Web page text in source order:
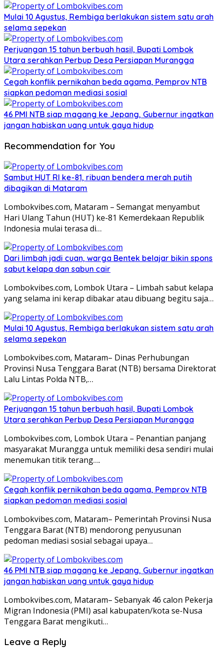
Mulai 10 Agustus, Rembiga berlakukan sistem satu arah
selama sepekan
Perjuangan 15 tahun berbuah hasil, Bupati Lombok
Utara serahkan Perbup Desa Persiapan Murangga
Cegah konflik pernikahan beda agama, Pemprov NTB
siapkan pedoman mediasi sosial
46 PMI NTB siap magang ke Jepang, Gubernur ingatkan
jangan habiskan uang untuk gaya hidup
Recommendation for You
Sambut HUT RI ke-81, ribuan bendera merah putih
dibagikan di Mataram
Lombokvibes.com, Mataram – Semangat menyambut
Hari Ulang Tahun (HUT) ke-81 Kemerdekaan Republik
Indonesia mulai terasa di…
Dari limbah jadi cuan, warga Bentek belajar bikin spons
sabut kelapa dan sabun cair
Lombokvibes.com, Lombok Utara – Limbah sabut kelapa
yang selama ini kerap dibakar atau dibuang begitu saja…
Mulai 10 Agustus, Rembiga berlakukan sistem satu arah
selama sepekan
Lombokvibes.com, Mataram– Dinas Perhubungan
Provinsi Nusa Tenggara Barat (NTB) bersama Direktorat
Lalu Lintas Polda NTB,…
Perjuangan 15 tahun berbuah hasil, Bupati Lombok
Utara serahkan Perbup Desa Persiapan Murangga
Lombokvibes.com, Lombok Utara – Penantian panjang
masyarakat Murangga untuk memiliki desa sendiri mulai
menemukan titik terang….
Cegah konflik pernikahan beda agama, Pemprov NTB
siapkan pedoman mediasi sosial
Lombokvibes.com, Mataram– Pemerintah Provinsi Nusa
Tenggara Barat (NTB) mendorong penyusunan
pedoman mediasi sosial sebagai upaya…
46 PMI NTB siap magang ke Jepang, Gubernur ingatkan
jangan habiskan uang untuk gaya hidup
Lombokvibes.com, Mataram– Sebanyak 46 calon Pekerja
Migran Indonesia (PMI) asal kabupaten/kota se-Nusa
Tenggara Barat mengikuti…
Leave a Reply